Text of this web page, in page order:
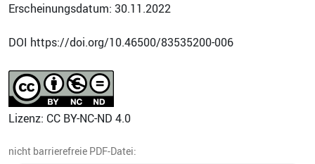
Erscheinungsdatum: 30.11.2022
DOI https://doi.org/10.46500/83535200-006
Lizenz: CC BY-NC-ND 4.0
nicht barrierefreie PDF-Datei: